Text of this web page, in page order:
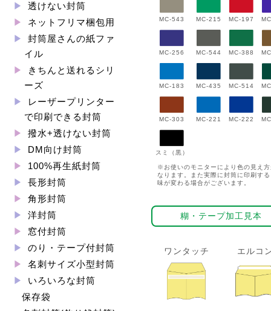
透けない封筒
ネットフリマ梱包用
封筒屋さんの紙ファ
イル
きちんと送れるシリ
ーズ
レーザープリンター
で印刷できる封筒
撥水+透けない封筒
DM向け封筒
100%再生紙封筒
長形封筒
角形封筒
洋封筒
窓付封筒
のり・テープ付封筒
名刺サイズ小型封筒
いろいろな封筒
保存袋
MC-543 MC-215 MC-197
MC-256 MC-544 MC-388
MC-183 MC-435 MC-514
MC-303 MC-221 MC-222
スミ（黒）
※お使いのモニターにより色の見え
なります。また実際に封筒に印刷す
味が変わる場合がございます。
糊・テープ加工見本
ワンタッチ エルコ